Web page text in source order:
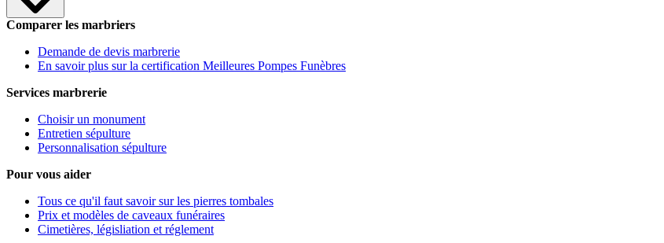
Comparer les marbriers
Demande de devis marbrerie
En savoir plus sur la certification Meilleures Pompes Funèbres
Services marbrerie
Choisir un monument
Entretien sépulture
Personnalisation sépulture
Pour vous aider
Tous ce qu'il faut savoir sur les pierres tombales
Prix et modèles de caveaux funéraires
Cimetières, législiation et réglement